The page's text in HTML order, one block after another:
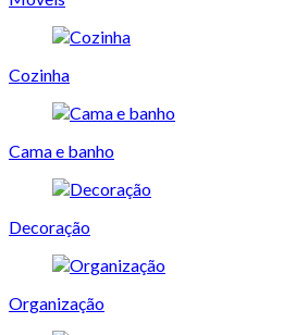
Cozinha
Cama e banho
Decoração
Organização